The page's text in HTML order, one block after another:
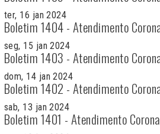
ter, 16 jan 2024
Boletim 1404 - Atendimento
seg, 15 jan 2024
Boletim 1403 - Atendimento
dom, 14 jan 2024
Boletim 1402 - Atendimento
sab, 13 jan 2024
Boletim 1401 - Atendimento